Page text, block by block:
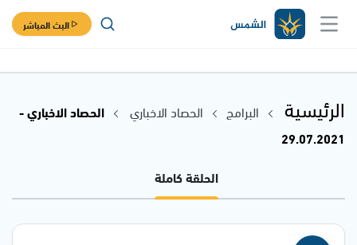
البث المباشر
الرئيسية البرامج الحصاد الاخباري
الحصاد الاخباري -
29.07.2021
الحلقة كاملة